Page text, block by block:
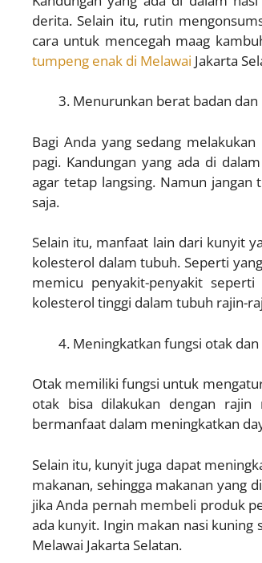
derita. Selain itu, rutin
cara untuk mencegah maag
tumpeng enak di Melawai Jakarta
Menurunkan berat badan
Bagi Anda yang sedang
pagi. Kandungan yang ada di
agar tetap langsing. Namun
saja.
Selain itu, manfaat lain dari kunyit
kolesterol dalam tubuh. Seperti
memicu penyakit-penyakit
kolesterol tinggi dalam tubuh rajin-
Meningkatkan fungsi otak
Otak memiliki fungsi untuk
otak bisa dilakukan dengan rajin
bermanfaat dalam meningkatkan
Selain itu, kunyit juga dapat
makanan, sehingga makanan yang
jika Anda pernah membeli produk
ada kunyit. Ingin makan nasi kuning
Melawai Jakarta Selatan.